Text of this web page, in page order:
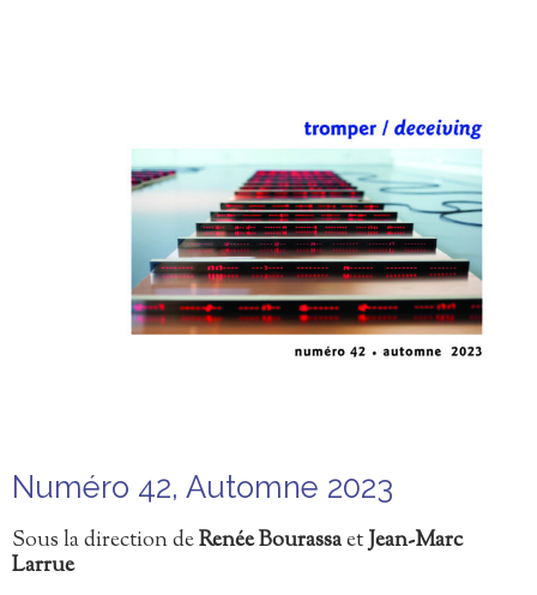
Numéro 42, Automne 2023
Sous la direction deRenée BourassaetJean-Marc
Larrue